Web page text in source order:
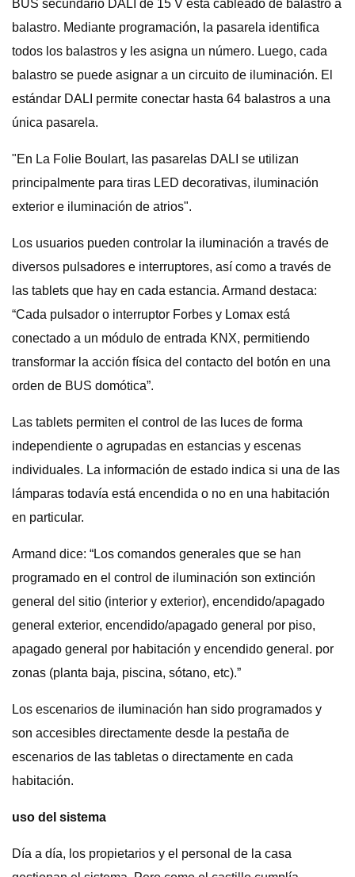
BUS secundario DALI de 15 V está cableado de balastro a
balastro. Mediante programación, la pasarela identifica
todos los balastros y les asigna un número. Luego, cada
balastro se puede asignar a un circuito de iluminación. El
estándar DALI permite conectar hasta 64 balastros a una
única pasarela.
"En La Folie Boulart, las pasarelas DALI se utilizan
principalmente para tiras LED decorativas, iluminación
exterior e iluminación de atrios".
Los usuarios pueden controlar la iluminación a través de
diversos pulsadores e interruptores, así como a través de
las tablets que hay en cada estancia. Armand destaca:
“Cada pulsador o interruptor Forbes y Lomax está
conectado a un módulo de entrada KNX, permitiendo
transformar la acción física del contacto del botón en una
orden de BUS domótica”.
Las tablets permiten el control de las luces de forma
independiente o agrupadas en estancias y escenas
individuales. La información de estado indica si una de las
lámparas todavía está encendida o no en una habitación
en particular.
Armand dice: “Los comandos generales que se han
programado en el control de iluminación son extinción
general del sitio (interior y exterior), encendido/apagado
general exterior, encendido/apagado general por piso,
apagado general por habitación y encendido general. por
zonas (planta baja, piscina, sótano, etc).”
Los escenarios de iluminación han sido programados y
son accesibles directamente desde la pestaña de
escenarios de las tabletas o directamente en cada
habitación.
uso del sistema
Día a día, los propietarios y el personal de la casa